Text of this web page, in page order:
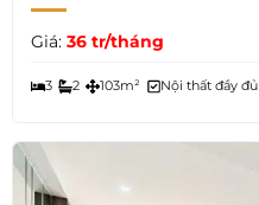
Giá: 36 tr/tháng
3 2 103m² Nội thất đầy đủ